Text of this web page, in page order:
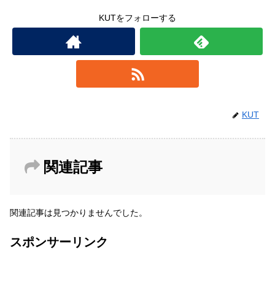
KUTをフォローする
KUT
関連記事
関連記事は見つかりませんでした。
スポンサーリンク